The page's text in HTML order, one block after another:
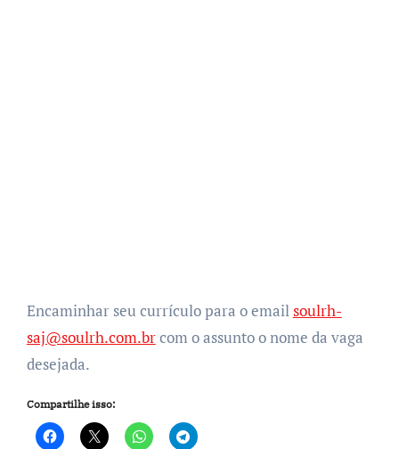
Encaminhar seu currículo para o emailsoulrh-
saj@soulrh.com.brcom o assunto o nome da vaga
desejada.
Compartilhe isso: